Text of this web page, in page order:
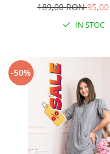
189,00 RON
IN STOC
-50%